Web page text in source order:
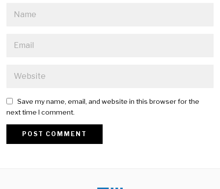
Save my name, email, and website in this browser for the
next time I comment.